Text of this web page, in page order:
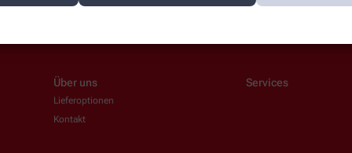
Über uns
Lieferoptionen
Kontakt
Services